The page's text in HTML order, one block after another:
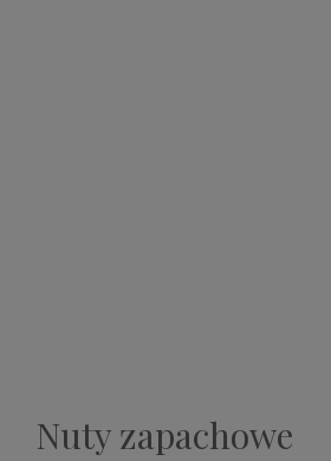
Nuty zapachowe